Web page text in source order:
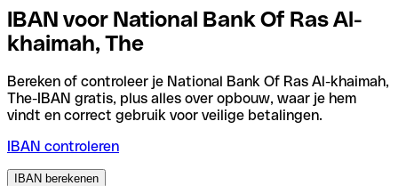
IBAN voor National Bank Of Ras Al-
khaimah, The
Bereken of controleer je National Bank Of Ras Al-khaimah,
The-IBAN gratis, plus alles over opbouw, waar je hem
vindt en correct gebruik voor veilige betalingen.
IBAN controleren
IBAN berekenen